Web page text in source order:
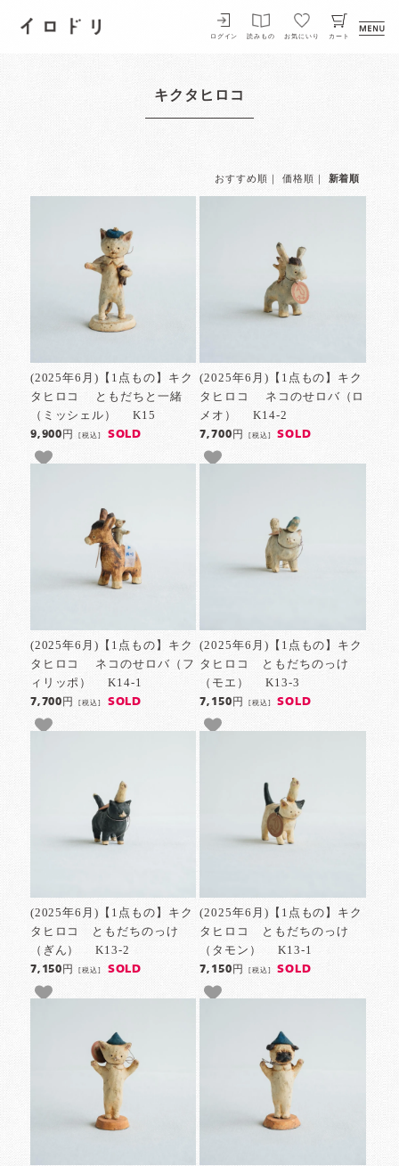
イロドリ
ログイン 読みもの お気にいり カート
キクタヒロコ
おすすめ順 価格順 新着順
(2025年6月)【1点もの】キク
タヒロコ ともだちと一緒
（ミッシェル） K15
9,900円[税込] SOLD
(2025年6月)【1点もの】キク
タヒロコ ネコのせロバ（ロ
メオ） K14-2
7,700円 [税込] SOLD
(2025年6月)【1点もの】キク
タヒロコ ネコのせロバ（フ
ィリッポ） K14-1
7,700円[税込] SOLD
(2025年6月)【1点もの】キク
タヒロコ ともだちのっけ
（モエ） K13-3
7,150円 [税込] SOLD
(2025年6月)【1点もの】キク
タヒロコ ともだちのっけ
（ぎん） K13-2
7,150円[税込] SOLD
(2025年6月)【1点もの】キク
タヒロコ ともだちのっけ
（タモン） K13-1
7,150円 [税込] SOLD